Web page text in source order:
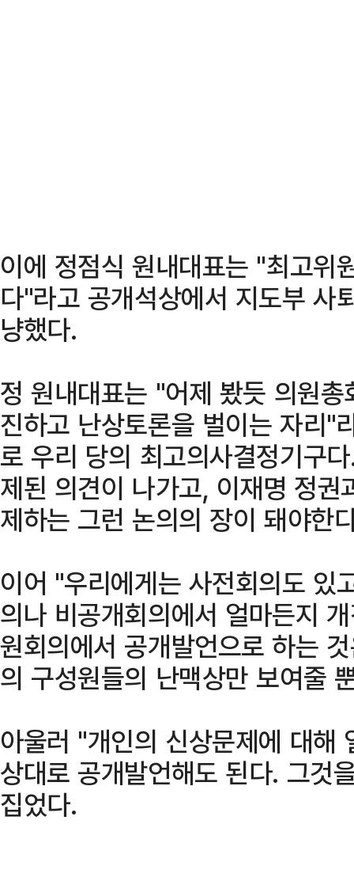
이에 정점식 원내대표는 "최고위
다"라고 공개석상에서 지도부 사
냥했다.
정 원내대표는 "어제 봤듯 의원
진하고 난상토론을 벌이는 자리"
로 우리 당의 최고의사결정기구
제된 의견이 나가고, 이재명 정
제하는 그런 논의의 장이 돼야한
이어 "우리에게는 사전회의도 있
의나 비공개회의에서 얼마든지
원회의에서 공개발언으로 하는
의 구성원들의 난맥상만 보여줄
아울러 "개인의 신상문제에 대해
상대로 공개발언해도 된다. 그것
집었다.